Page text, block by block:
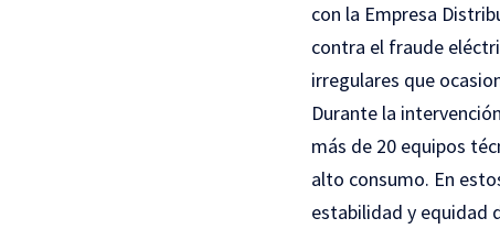
con la Empresa
contra el fraude
irregulares que
Durante la
más de 20 equipos
alto consumo. En
estabilidad y equidad